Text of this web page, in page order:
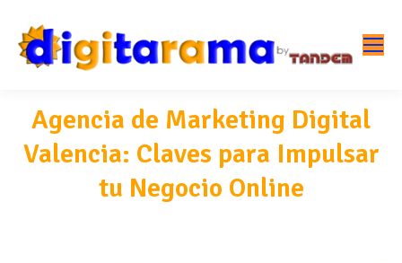
Agencia de Marketing Digital
Valencia: Claves para Impulsar
tu Negocio Online